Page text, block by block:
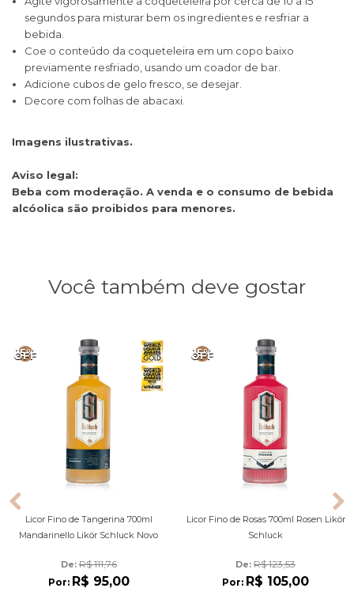
segundos para misturar bem os ingredientes e resfriar a
bebida.
Coe o conteúdo da coqueteleira em um copo baixo
previamente resfriado, usando um coador de bar.
Adicione cubos de gelo fresco, se desejar.
Decore com folhas de abacaxi.
Imagens ilustrativas.
Aviso legal:
Beba com moderação. A venda e o consumo de bebida
alcóolica são proibidos para menores.
Você também deve gostar
15%
OFF
Licor Fino de Tangerina 700ml
Mandarinello Likör Schluck Novo
De: R$ 111,76
Por: R$ 95,00
15%
OFF
Licor Fino de Rosas 700ml Rosen Likör
Schluck
De: R$ 123,53
Por: R$ 105,00